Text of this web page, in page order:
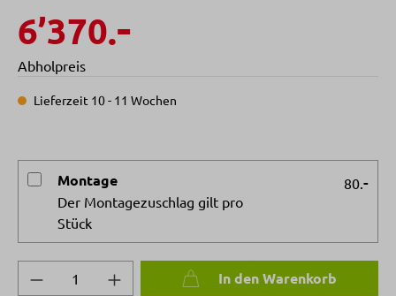
6’370.-
Abholpreis
Lieferzeit 10 - 11 Wochen
Montage
Der Montagezuschlag gilt pro
Stück
80.-
Produkt Anzahl: Gib den gewünschten
In den Warenkorb